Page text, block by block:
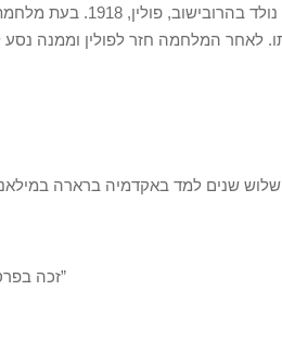
שלוש שנים למד באקדמיה ברארה
1961 זכה בפרס ההסתדרות עבור תמונתו ”נוף ירושלים”